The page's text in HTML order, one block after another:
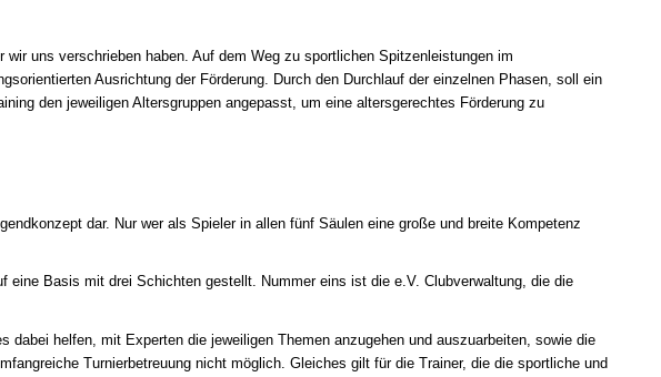
uns verschrieben haben. Auf dem Weg zu sportlichen Spitzenleistungen im
Ausrichtung der Förderung. Durch den Durchlauf der einzelnen Phasen, soll ein
den jeweiligen Altersgruppen angepasst, um eine altersgerechtes Förderung zu
dar. Nur wer als Spieler in allen fünf Säulen eine große und breite Kompetenz
Basis mit drei Schichten gestellt. Nummer eins ist die e.V. Clubverwaltung, die die
helfen, mit Experten die jeweiligen Themen anzugehen und auszuarbeiten, sowie die
Turnierbetreuung nicht möglich. Gleiches gilt für die Trainer, die die sportliche und